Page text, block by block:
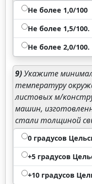
Не более 1,0/100
Не более 1,5/100.
Не более 2,0/100.
9)Укажите
температуру
листовых м/
машин,
стали толщиной
0 градусов
+5 градусов
+10 градусов